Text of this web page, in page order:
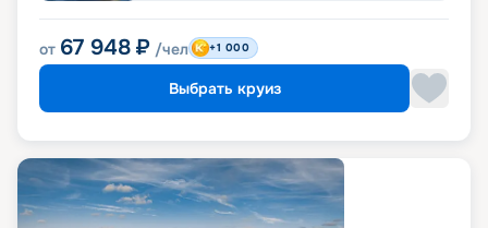
от 67 948 ₽ /чел +1 000
Выбрать круиз